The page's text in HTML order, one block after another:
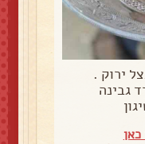
ירוק .
גבינה